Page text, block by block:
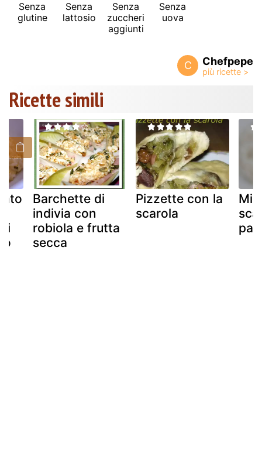
Senza
glutine
Senza
lattosio
Senza
zuccheri
aggiunti
Senza
uova
C Chefpepe
Ricette simili
Barchette di
indivia con
robiola e frutta
secca
Pizzette con la
scarola